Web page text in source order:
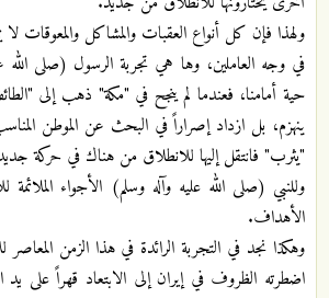
ولهذا فإن كل أنواع العقبات والمشاكل والمعوقات
في وجه العاملين، وها هي تجربة الرسول (صلى الله
حية أمامنا، فعندما لم ينجح في "مكة" ذهب إلى
ينهزم، بل ازداد إصراراً في البحث عن الموطن
"يثرب" فانتقل إليها للانطلاق من هناك في حركة
وللنبي (صلى الله عليه وآله وسلم) الأجواء الملائمة
الأهداف.
وهكذا نجد في التجربة الرائدة في هذا الزمن المعاصر
اضطرته الظروف في إيران إلى الابتعاد قهراً على يد